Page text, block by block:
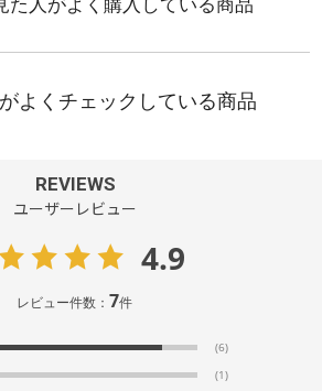
REVIEWS
ユーザーレビュー
4.9
レビュー件数：7件
(6)
(1)